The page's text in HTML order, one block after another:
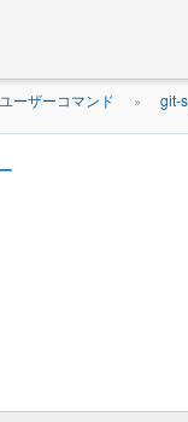
ユーザーコマンド » git-